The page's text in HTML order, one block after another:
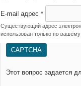
E-mail адрес *
Существующий адрес
использован только по
CAPTCHA